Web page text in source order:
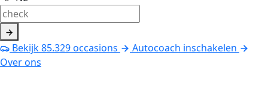
Bekijk85.329occasions
Autocoach inschakelen
Over ons